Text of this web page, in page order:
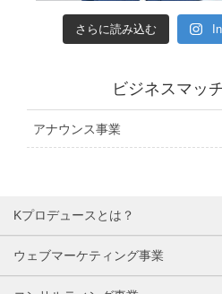
さらに読み込む
ビジネスマッ
アナウンス事業
Kプロデュースとは？
ウェブマーケティング事業